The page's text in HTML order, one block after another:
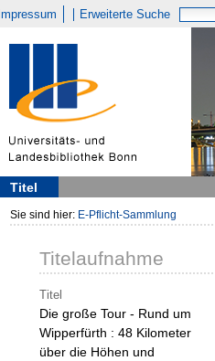
Impressum Erweiterte Suche
Titel
Sie sind hier: E-Pflicht-Sammlung
Titelaufnahme
Titel
Die große Tour - Rund um
Wipperfürth : 48 Kilometer
über die Höhen und